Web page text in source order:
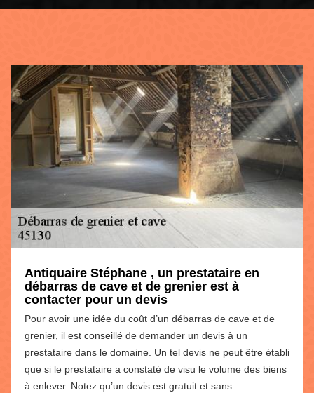
Antiquaire Stéphane , un prestataire en
débarras de cave et de grenier est à
contacter pour un devis
Pour avoir une idée du coût d’un débarras de cave et de
grenier, il est conseillé de demander un devis à un
prestataire dans le domaine. Un tel devis ne peut être établi
que si le prestataire a constaté de visu le volume des biens
à enlever. Notez qu’un devis est gratuit et sans